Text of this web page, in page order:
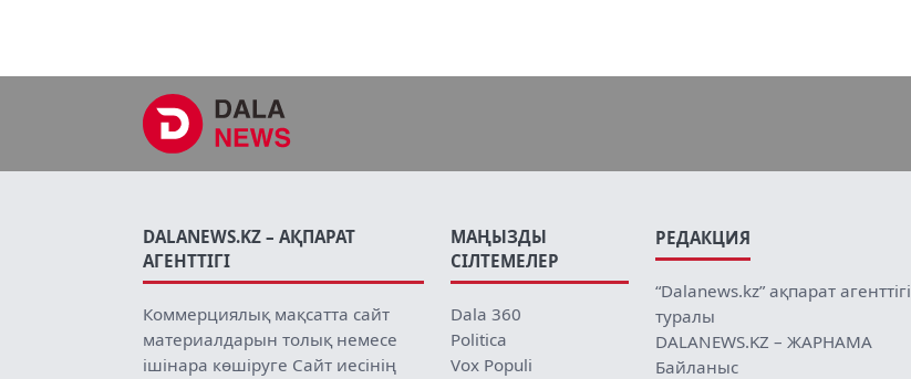
DALANEWS.KZ – АҚПАРАТ
АГЕНТТІГІ
Коммерциялық мақсатта сайт
материалдарын толық немесе
ішінара көшіруге Сайт иесінің
МАҢЫЗДЫ
СІЛТЕМЕЛЕР
Dala 360
Politica
Vox Populi
РЕДАКЦИЯ
“Dalanews.kz” ақпарат агенттігі
туралы
DALANEWS.KZ – ЖАРНАМА
Байланыс